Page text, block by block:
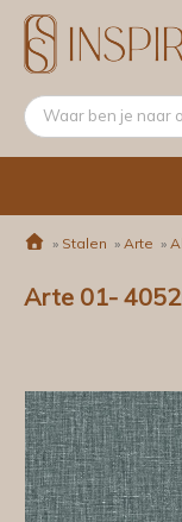
» Stalen » Arte »
Arte 01-